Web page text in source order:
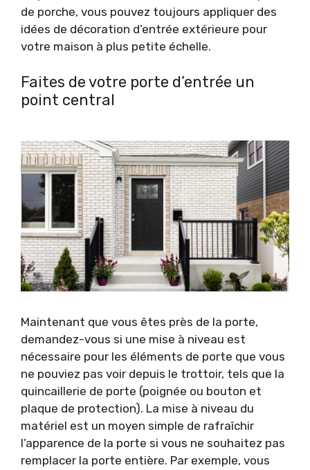
de porche, vous pouvez toujours appliquer des
idées de décoration d’entrée extérieure pour
votre maison à plus petite échelle.
Faites de votre porte d’entrée un
point central
Maintenant que vous êtes près de la porte,
demandez-vous si une mise à niveau est
nécessaire pour les éléments de porte que vous
ne pouviez pas voir depuis le trottoir, tels que la
quincaillerie de porte (poignée ou bouton et
plaque de protection). La mise à niveau du
matériel est un moyen simple de rafraîchir
l’apparence de la porte si vous ne souhaitez pas
remplacer la porte entière. Par exemple, vous